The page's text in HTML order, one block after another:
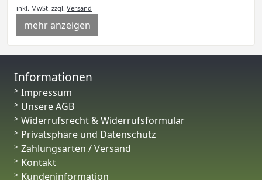
inkl. MwSt. zzgl. Versand
mehr anzeigen
Informationen
Impressum
Unsere AGB
Widerrufsrecht & Widerrufsformular
Privatsphäre und Datenschutz
Zahlungsarten / Versand
Kontakt
Kundeninformation